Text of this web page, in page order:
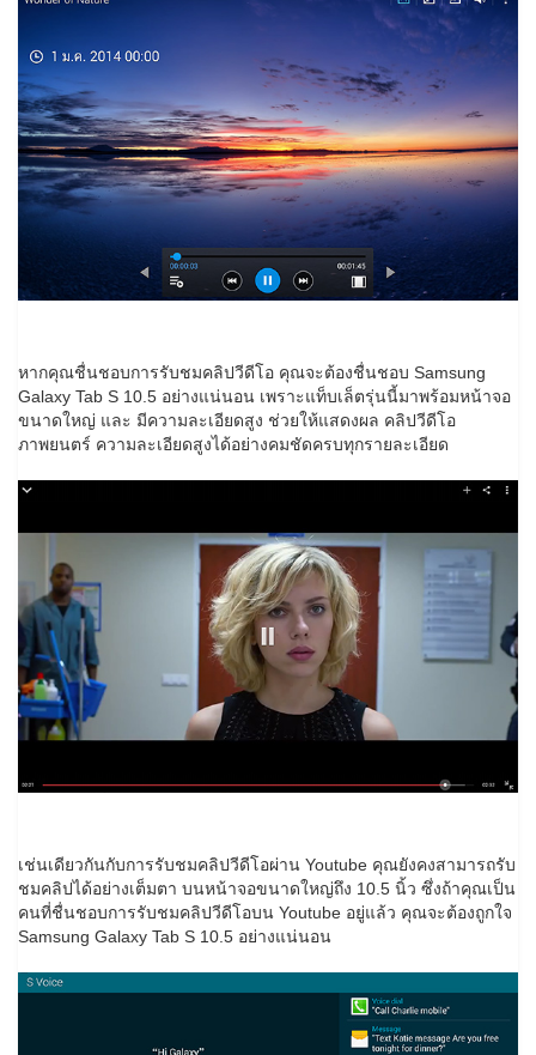
หากคุณชื่นชอบการรับชมคลิปวีดีโอ คุณจะต้องชื่นชอบ Samsung
Galaxy Tab S 10.5 อย่างแน่นอน เพราะแท็บเล็ตรุ่นนี้มาพร้อมหน้าจอ
ขนาดใหญ่ และ มีความละเอียดสูง ช่วยให้แสดงผล คลิปวีดีโอ
ภาพยนตร์ ความละเอียดสูงได้อย่างคมชัดครบทุกรายละเอียด
เช่นเดียวกันกับการรับชมคลิปวีดีโอผ่าน Youtube คุณยังคงสามารถรับ
ชมคลิปได้อย่างเต็มตา บนหน้าจอขนาดใหญ่ถึง 10.5 นิ้ว ซึ่งถ้าคุณเป็น
คนที่ชื่นชอบการรับชมคลิปวีดีโอบน Youtube อยู่แล้ว คุณจะต้องถูกใจ
Samsung Galaxy Tab S 10.5 อย่างแน่นอน